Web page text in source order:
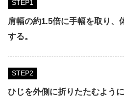
STEP
肩幅の約1.5倍に手幅を取り、
する。
STEP
ひじを外側に折りたたむよう